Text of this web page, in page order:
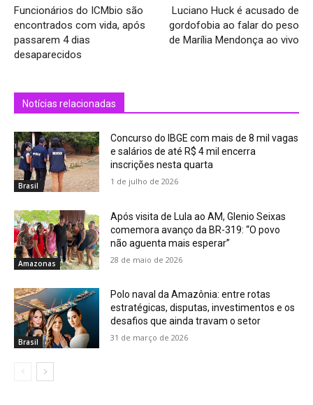
Funcionários do ICMbio são
encontrados com vida, após
passarem 4 dias
desaparecidos
Luciano Huck é acusado de
gordofobia ao falar do peso
de Marília Mendonça ao vivo
Notícias relacionadas
Brasil
Concurso do IBGE com mais de 8 mil vagas
e salários de até R$ 4 mil encerra
inscrições nesta quarta
1 de julho de 2026
Amazonas
Após visita de Lula ao AM, Glenio Seixas
comemora avanço da BR-319: “O povo
não aguenta mais esperar”
28 de maio de 2026
Brasil
Polo naval da Amazônia: entre rotas
estratégicas, disputas, investimentos e os
desafios que ainda travam o setor
31 de março de 2026